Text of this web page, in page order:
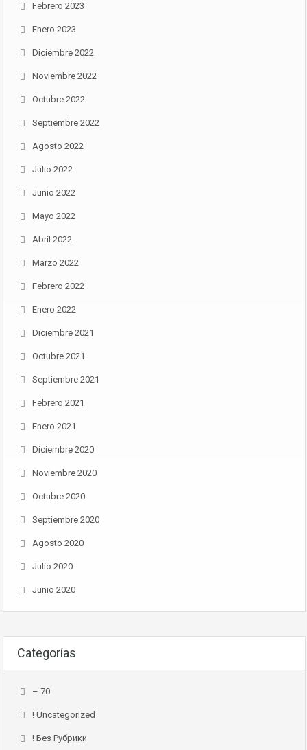
Febrero 2023
Enero 2023
Diciembre 2022
Noviembre 2022
Octubre 2022
Septiembre 2022
Agosto 2022
Julio 2022
Junio 2022
Mayo 2022
Abril 2022
Marzo 2022
Febrero 2022
Enero 2022
Diciembre 2021
Octubre 2021
Septiembre 2021
Febrero 2021
Enero 2021
Diciembre 2020
Noviembre 2020
Octubre 2020
Septiembre 2020
Agosto 2020
Julio 2020
Junio 2020
Categorías
– 70
! Uncategorized
! Без Рубрики